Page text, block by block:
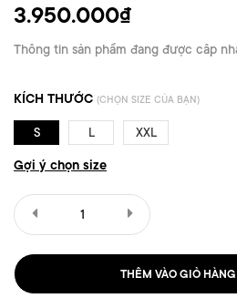
3.950.000₫
Thông tin sản phẩm đang được cập
KÍCH THƯỚC (CHỌN SIZE CỦA BẠN)
S L XXL
Gợi ý chọn size
THÊM VÀO GIỎ HÀNG